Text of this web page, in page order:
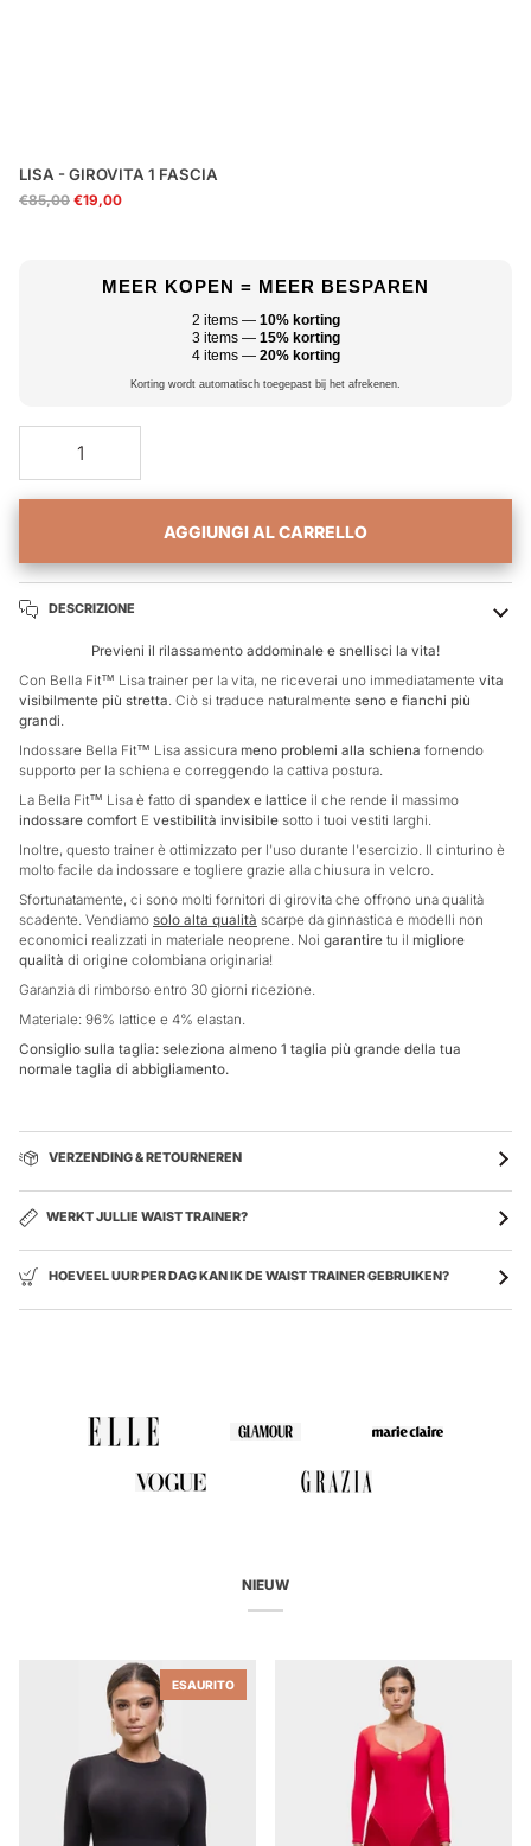
LISA - GIROVITA 1 FASCIA
€85,00 €19,00
MEER KOPEN = MEER BESPAREN
2 items — 10% korting
3 items — 15% korting
4 items — 20% korting
Korting wordt automatisch toegepast bij het afrekenen.
AGGIUNGI AL CARRELLO
DESCRIZIONE
Previeni il rilassamento addominale e snellisci la vita!
Con Bella Fit™ Lisa trainer per la vita, ne riceverai uno immediatamente vita
visibilmente più stretta. Ciò si traduce naturalmente seno e fianchi più
grandi.
Indossare Bella Fit™ Lisa assicura meno problemi alla schiena fornendo
supporto per la schiena e correggendo la cattiva postura.
La Bella Fit™ Lisa è fatto di spandex e lattice il che rende il massimo
indossare comfort E vestibilità invisibile sotto i tuoi vestiti larghi.
Inoltre, questo trainer è ottimizzato per l'uso durante l'esercizio. Il cinturino è
molto facile da indossare e togliere grazie alla chiusura in velcro.
Sfortunatamente, ci sono molti fornitori di girovita che offrono una qualità
scadente. Vendiamo solo alta qualità scarpe da ginnastica e modelli non
economici realizzati in materiale neoprene. Noi garantire tu il migliore
qualità di origine colombiana originaria!
Garanzia di rimborso entro 30 giorni ricezione.
Materiale: 96% lattice e 4% elastan.
Consiglio sulla taglia: seleziona almeno 1 taglia più grande della tua
normale taglia di abbigliamento.
VERZENDING & RETOURNEREN
WERKT JULLIE WAIST TRAINER?
HOEVEEL UUR PER DAG KAN IK DE WAIST TRAINER GEBRUIKEN?
NIEUW
ESAURITO